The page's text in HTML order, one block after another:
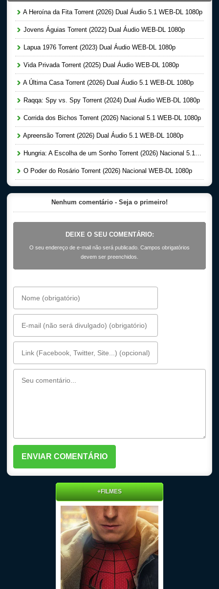
A Heroína da Fita Torrent (2026) Dual Áudio 5.1 WEB-DL 1080p
Jovens Águias Torrent (2022) Dual Áudio WEB-DL 1080p
Lapua 1976 Torrent (2023) Dual Áudio WEB-DL 1080p
Vida Privada Torrent (2025) Dual Áudio WEB-DL 1080p
A Última Casa Torrent (2026) Dual Áudio 5.1 WEB-DL 1080p
Raqqa: Spy vs. Spy Torrent (2024) Dual Áudio WEB-DL 1080p
Corrida dos Bichos Torrent (2026) Nacional 5.1 WEB-DL 1080p
Apreensão Torrent (2026) Dual Áudio 5.1 WEB-DL 1080p
Hungria: A Escolha de um Sonho Torrent (2026) Nacional 5.1 WEB-DL 1080p
O Poder do Rosário Torrent (2026) Nacional WEB-DL 1080p
Nenhum comentário - Seja o primeiro!
DEIXE O SEU COMENTÁRIO:
O seu endereço de e-mail não será publicado. Campos obrigatórios
devem ser preenchidos.
+FILMES